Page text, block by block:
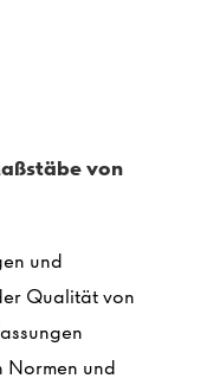
von
und
Qualität von
Normen und